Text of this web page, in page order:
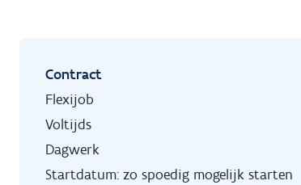
Contract
Flexijob
Voltijds
Dagwerk
Startdatum: zo spoedig mogelijk starten